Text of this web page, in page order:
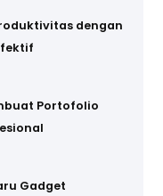
dengan
Portofolio
Gadget